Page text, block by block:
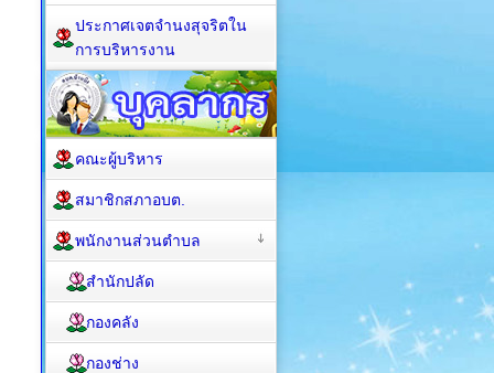
ประกาศเจตจำนงสุจริตใน
การบริหารงาน
คณะผู้บริหาร
สมาชิกสภาอบต.
พนักงานส่วนตำบล
สำนักปลัด
กองคลัง
กองช่าง